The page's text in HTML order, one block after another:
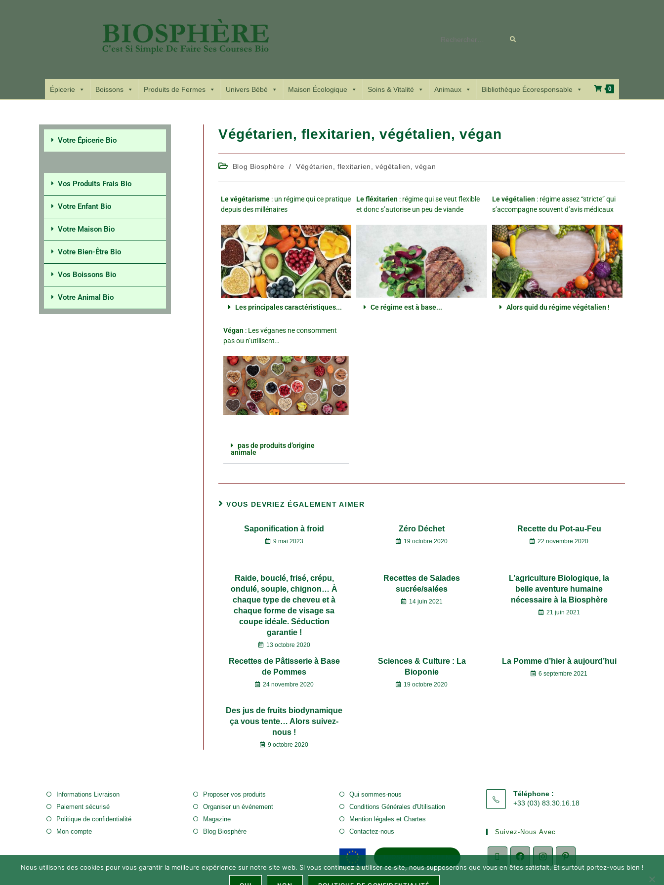
Rechercher
ce
site
Épicerie Boissons Produits de Fermes Univers Bébé Maison Écologique Soins & Vitalité Animaux Bibliothèque Écoresponsable 0
Végétarien, flexitarien, végétalien, végan
Blog Biosphère / Végétarien, flexitarien, végétalien, végan
Le végétarisme : un régime qui ce pratique
depuis des millénaires
Le fléxitarien : régime qui se veut flexible
et donc s’autorise un peu de viande
Le végétalien : régime assez “stricte” qui
s’accompagne souvent d’avis médicaux
Les principales caractéristiques... Ce régime est à base... Alors quid du régime végétalien !
Végan : Les véganes ne consomment
pas ou n’utilisent…
pas de produits d’origine
animale
VOUS DEVRIEZ ÉGALEMENT AIMER
Saponification à froid
9 mai 2023
Zéro Déchet
19 octobre 2020
Recette du Pot-au-Feu
22 novembre 2020
Raide, bouclé, frisé, crépu,
ondulé, souple, chignon… À
chaque type de cheveu et à
chaque forme de visage sa
coupe idéale. Séduction
garantie !
13 octobre 2020
Recettes de Salades
sucrée/salées
14 juin 2021
L’agriculture Biologique, la
belle aventure humaine
nécessaire à la Biosphère
21 juin 2021
Recettes de Pâtisserie à Base
de Pommes
24 novembre 2020
Sciences & Culture : La
Bioponie
19 octobre 2020
La Pomme d’hier à aujourd’hui
6 septembre 2021
Des jus de fruits biodynamique
ça vous tente… Alors suivez-
nous !
9 octobre 2020
Votre Épicerie Bio
Vos Produits Frais Bio
Votre Enfant Bio
Votre Maison Bio
Votre Bien-Être Bio
Vos Boissons Bio
Votre Animal Bio
Informations Livraison
Paiement sécurisé
Politique de confidentialité
Mon compte
Proposer vos produits
Organiser un événement
Magazine
Blog Biosphère
Qui sommes-nous
Conditions Générales d'Utilisation
Mention légales et Chartes
Contactez-nous
BIOSPHERE.GREEN
Téléphone :
+33 (03) 83.30.16.18
Suivez-Nous Avec
Nous utilisons des cookies pour vous garantir la meilleure expérience sur notre site web. Si vous continuez à utiliser ce site, nous supposerons que vous en êtes satisfait. Et surtout portez-vous bien !